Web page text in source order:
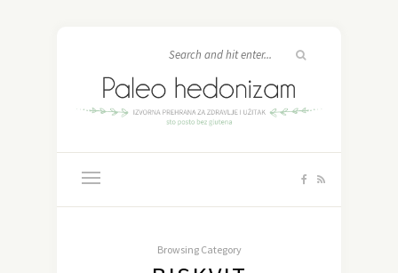
Browsing Category